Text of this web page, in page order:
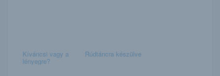
Kíváncsi vagy a
lényegre?
Rúdtáncra készülve